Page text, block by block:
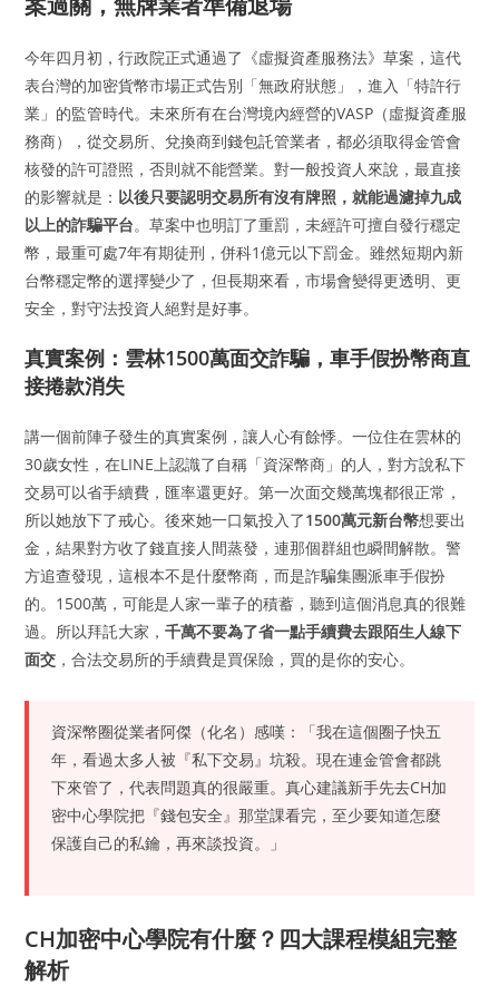
今年四月初，行政院正式通過了《虛擬資產服務法》草案，這代
表台灣的加密貨幣市場正式告別「無政府狀態」，進入「特許行
業」的監管時代。未來所有在台灣境內經營的VASP（虛擬資產服
務商），從交易所、兌換商到錢包託管業者，都必須取得金管會
核發的許可證照，否則就不能營業。對一般投資人來說，最直接
的影響就是： 以後只要認明交易所有沒有牌照，就能過濾掉九成
以上的詐騙平台。草案中也明訂了重罰，未經許可擅自發行穩定
幣，最重可處7年有期徒刑，併科1億元以下罰金。雖然短期內新
台幣穩定幣的選擇變少了，但長期來看，市場會變得更透明、更
安全，對守法投資人絕對是好事。
真實案例：雲林1500萬面交詐騙，車手假扮幣商直
接捲款消失
講一個前陣子發生的真實案例，讓人心有餘悸。一位住在雲林的
30歲女性，在LINE上認識了自稱「資深幣商」的人，對方說私下
交易可以省手續費，匯率還更好。第一次面交幾萬塊都很正常，
所以她放下了戒心。後來她一口氣投入了1500萬元新台幣想要出
金，結果對方收了錢直接人間蒸發，連那個群組也瞬間解散。警
方追查發現，這根本不是什麼幣商，而是詐騙集團派車手假扮
的。1500萬，可能是人家一輩子的積蓄，聽到這個消息真的很難
過。所以拜託大家，千萬不要為了省一點手續費去跟陌生人線下
面交 ，合法交易所的手續費是買保險，買的是你的安心。
資深幣圈從業者阿傑（化名）感嘆：「我在這個圈子快五
年，看過太多人被『私下交易』坑殺。現在連金管會都跳
下來管了，代表問題真的很嚴重。真心建議新手先去CH加
密中心學院把『錢包安全』那堂課看完，至少要知道怎麼
保護自己的私鑰，再來談投資。」
CH加密中心學院有什麼？四大課程模組完整
解析